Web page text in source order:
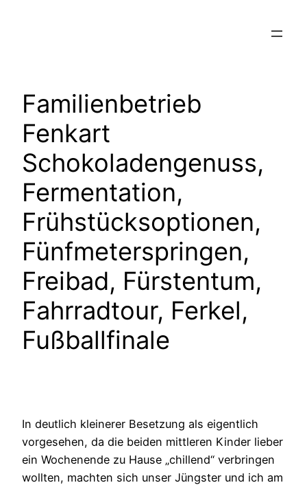
Familienbetrieb
Fenkart
Schokoladengenuss,
Fermentation,
Frühstücksoptionen,
Fünfmeterspringen,
Freibad, Fürstentum,
Fahrradtour, Ferkel,
Fußballfinale
In deutlich kleinerer Besetzung als eigentlich
vorgesehen, da die beiden mittleren Kinder lieber
ein Wochenende zu Hause „chillend“ verbringen
wollten, machten sich unser Jüngster und ich am